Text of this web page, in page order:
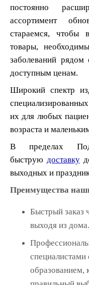
постоянно
ассортимент
стараемся, чтобы
товары,
заболеваний
доступным ценам.
Широкий спектр
их для любых
возраста и
В пределах
быструю доставку
выходных и
Преимущества
Быстрый заказ
выходя из дома.
образованием,